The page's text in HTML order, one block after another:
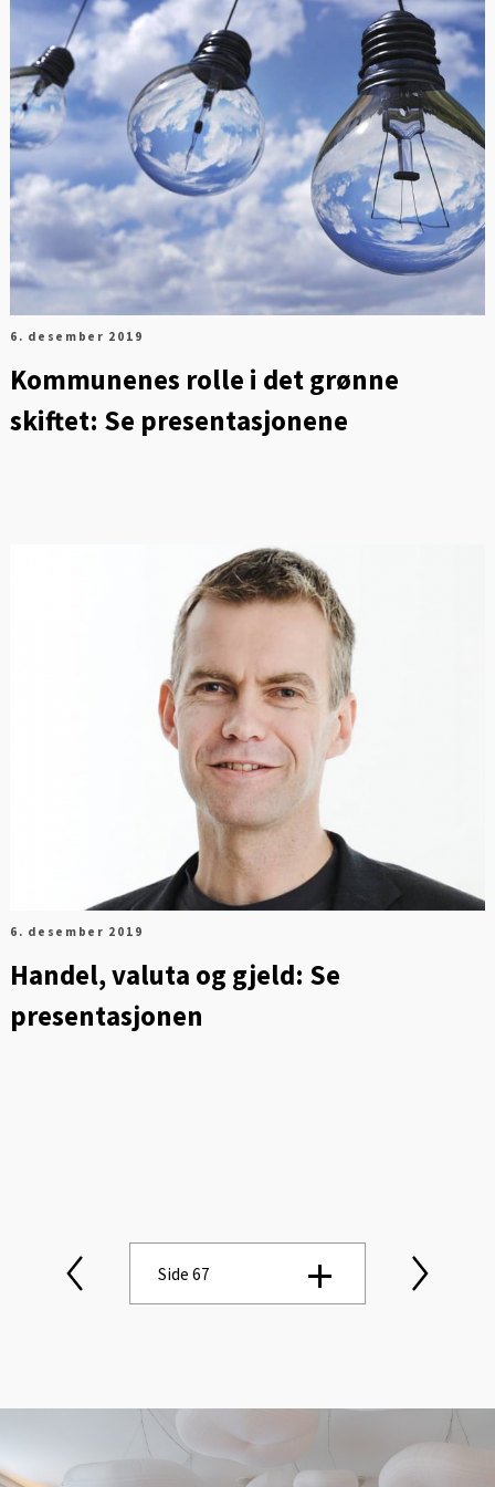
6. desember 2019
Kommunenes rolle i det grønne
skiftet: Se presentasjonene
6. desember 2019
Handel, valuta og gjeld: Se
presentasjonen
Side 67